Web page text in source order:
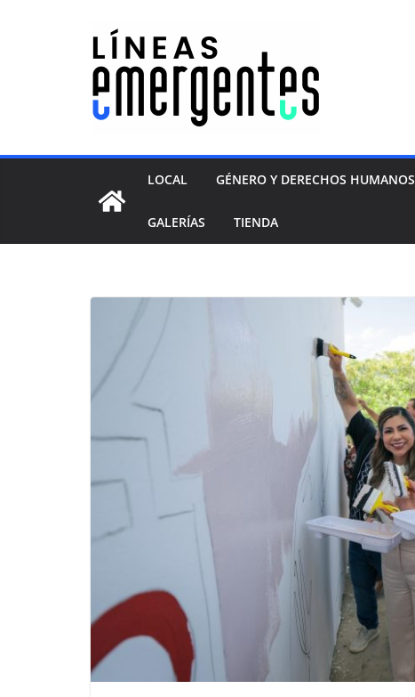
LOCAL GÉNERO Y DERECHOS HUMANOS
GALERÍAS TIENDA